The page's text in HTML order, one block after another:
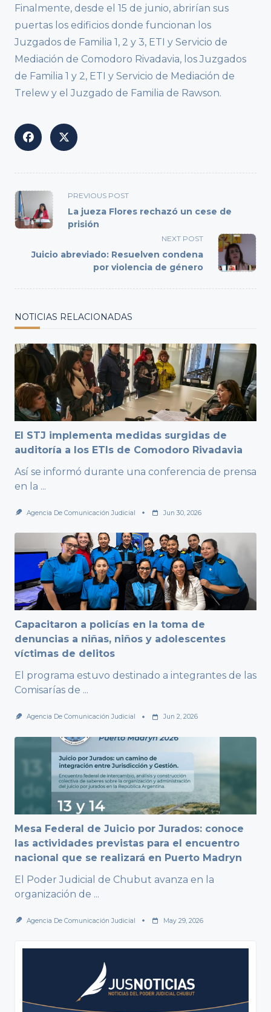
Finalmente, desde el 15 de junio, abrirían sus
puertas los edificios donde funcionan los
Juzgados de Familia 1, 2 y 3, ETI y Servicio de
Mediación de Comodoro Rivadavia, los Juzgados
de Familia 1 y 2, ETI y Servicio de Mediación de
Trelew y el Juzgado de Familia de Rawson.
<span
class="nav-
subtitle
reader-
text">Page</span>
PREVIOUS POST
La jueza Flores rechazó un cese de
prisión
NEXT POST
Juicio abreviado: Resuelven condena
por violencia de género
NOTICIAS RELACIONADAS
El STJ implementa medidas surgidas de
auditoría a los ETIs de Comodoro Rivadavia
Así se informó durante una conferencia de prensa
en la ...
Agencia De Comunicación Judicial Jun 30, 2026
Capacitaron a policías en la toma de
denuncias a niñas, niños y adolescentes
víctimas de delitos
El programa estuvo destinado a integrantes de las
Comisarías de ...
Agencia De Comunicación Judicial Jun 2, 2026
Mesa Federal de Juicio por Jurados: conoce
las actividades previstas para el encuentro
nacional que se realizará en Puerto Madryn
El Poder Judicial de Chubut avanza en la
organización de ...
Agencia De Comunicación Judicial May 29, 2026